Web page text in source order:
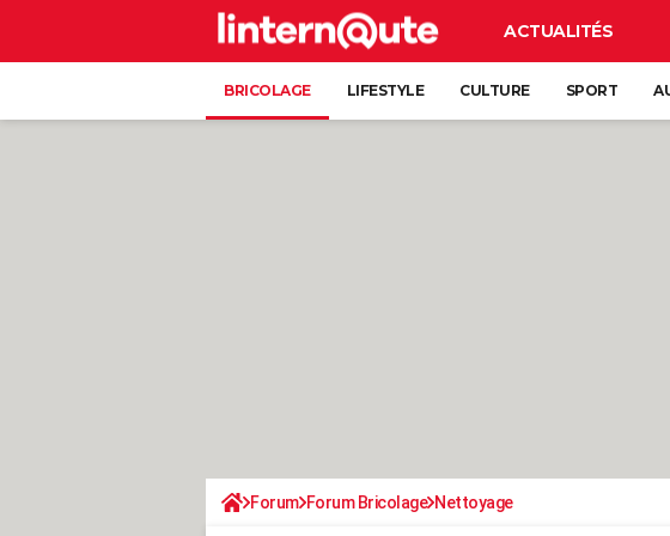
ACTUALITÉS
BRICOLAGE LIFESTYLE CULTURE SPORT
Forum Forum Bricolage Nettoyage